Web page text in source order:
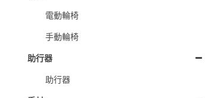
電動輪椅
手動輪椅
助行器
助行器